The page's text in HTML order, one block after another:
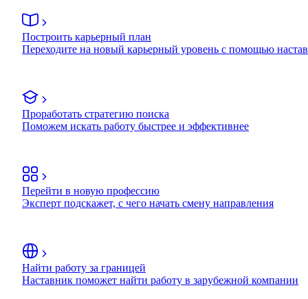
Построить карьерный план
Переходите на новый карьерный уровень с помощью
Проработать стратегию поиска
Поможем искать работу быстрее и эффективнее
Перейти в новую профессию
Эксперт подскажет, с чего начать смену направления
Найти работу за границей
Наставник поможет найти работу в зарубежной компании